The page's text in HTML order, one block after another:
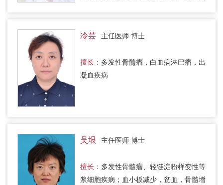
慢…
冷芸 主任医师 博士
擅长： 多发性骨髓瘤，白血病淋巴瘤，出
凝血疾病
吴垠 主任医师 博士
擅长： 多发性骨髓瘤、轻链淀粉样变性等
浆细胞疾病；血小板减少，贫血，骨髓增